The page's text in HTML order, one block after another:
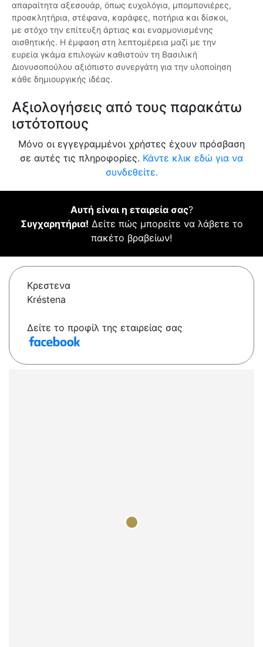
απαραίτητα αξεσουάρ, όπως ευχολόγια, μπομπονιέρες,
προσκλητήρια, στέφανα, καράφες, ποτήρια και δίσκοι,
με στόχο την επίτευξη άρτιας και εναρμονισμένης
αισθητικής. Η έμφαση στη λεπτομέρεια μαζί με την
ευρεία γκάμα επιλογών καθιστούν τη Βασιλική
Διονυσοπούλου αξιόπιστο συνεργάτη για την υλοποίηση
κάθε δημιουργικής ιδέας.
Αξιολογήσεις από τους παρακάτω
ιστότοπους
Μόνο οι εγγεγραμμένοι χρήστες έχουν πρόσβαση
σε αυτές τις πληροφορίες. Κάντε κλικ εδώ για να
συνδεθείτε.
Αυτή είναι η εταιρεία σας?
Συγχαρητήρια! Δείτε πώς μπορείτε να λάβετε το
πακέτο βραβείων!
Κρεστενα
Kréstena
Δείτε το προφίλ της εταιρείας σας